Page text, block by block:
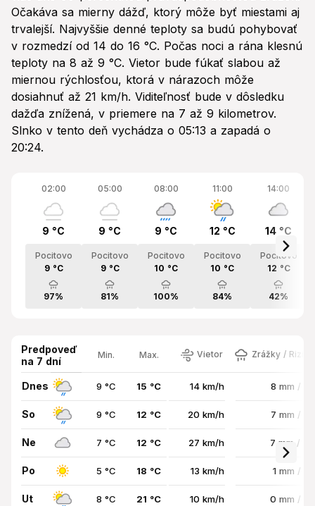
Očakáva sa mierny dážď, ktorý môže byť miestami aj
trvalejší. Najvyššie denné teploty sa budú pohybovať
v rozmedzí od 14 do 16 °C. Počas noci a rána klesnú
teploty na 8 až 9 °C. Vietor bude fúkať slabou až
miernou rýchlosťou, ktorá v nárazoch môže
dosiahnuť až 21 km/h. Viditeľnosť bude v dôsledku
dažďa znížená, v priemere na 7 až 9 kilometrov.
Slnko v tento deň vychádza o 05:13 a zapadá o
20:24.
02:00
9 °C
Pocitovo
9 °C
97%
05:00
9 °C
Pocitovo
9 °C
81%
08:00
9 °C
Pocitovo
10 °C
100%
11:00
12 °C
Pocitovo
10 °C
84%
14:00
14 °C
Pocitovo
12 °C
42%
Predpoveď
na 7 dní
Min. Max. Vietor Zrážky /
Dnes 9 °C 15 °C 14 km/h 8 mm /
So 9 °C 12 °C 20 km/h 7 mm /
Ne 7 °C 12 °C 27 km/h 7 mm /
Po 5 °C 18 °C 13 km/h 1 mm /
Ut 8 °C 21 °C 10 km/h 0 mm /